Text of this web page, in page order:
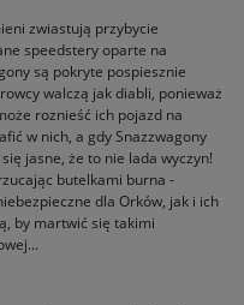
zwiastują przybycie
speedstery oparte na
są pokryte pospiesznie
walczą jak diabli, ponieważ
roznieść ich pojazd na
w nich, a gdy Snazzwagony
jasne, że to nie lada wyczyn!
butelkami burna -
dla Orków, jak i ich
by martwić się takimi